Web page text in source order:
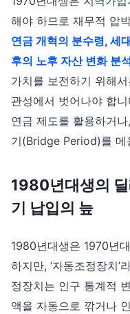
해야 하므로 재무적 압
연금 개혁의 분수령, 세
후의 노후 자산 변화 분석
가치를 보전하기 위해
관성에서 벗어나야 합
연금 제도를 활용하거
기(Bridge Period)를 메
1980년대생의
기 납입의 늪
1980년대생은 1970년
하지만, ‘자동조정장치
정장치는 인구 통계적
액을 자동으로 깎거나